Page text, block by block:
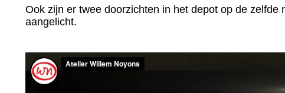
Ook zijn er twee doorzichten in het depot op de zelfde
aangelicht.